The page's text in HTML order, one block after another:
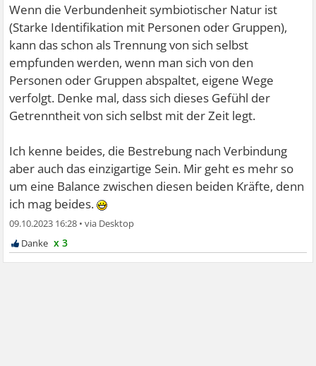
Wenn die Verbundenheit symbiotischer Natur ist
(Starke Identifikation mit Personen oder Gruppen),
kann das schon als Trennung von sich selbst
empfunden werden, wenn man sich von den
Personen oder Gruppen abspaltet, eigene Wege
verfolgt. Denke mal, dass sich dieses Gefühl der
Getrenntheit von sich selbst mit der Zeit legt.
Ich kenne beides, die Bestrebung nach Verbindung
aber auch das einzigartige Sein. Mir geht es mehr so
um eine Balance zwischen diesen beiden Kräfte, denn
ich mag beides.
09.10.2023 16:28 •
x 3